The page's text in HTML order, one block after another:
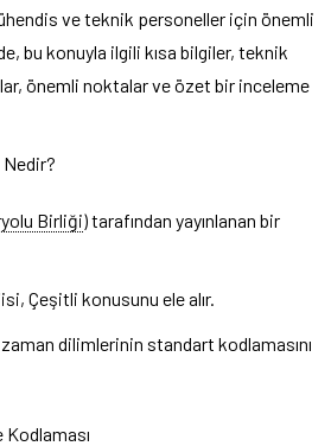
ve teknik personeller için önemli
bu konuyla ilgili kısa bilgiler, teknik
önemli noktalar ve özet bir inceleme
Birliği) tarafından yayınlanan bir
Çeşitli konusunu ele alır.
dilimlerinin standart kodlamasını